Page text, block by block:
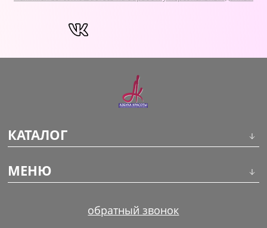
КАТАЛОГ
Макияж
МЕНЮ
обратный звонок